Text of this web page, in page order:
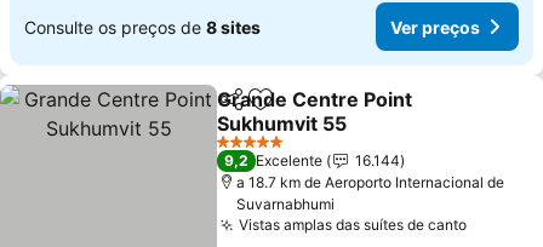
Consulte os preços de 8 sites Ver preços
PartilharAdicionar aos favoritos
Grande Centre Point
Sukhumvit 55
5 Estrelas
9,2 Excelente
16.144
a 18.7 km de Aeroporto Internacional de
Suvarnabhumi
Vistas amplas das suítes de canto